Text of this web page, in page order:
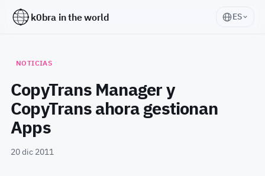
k0bra in the world ES
NOTICIAS
CopyTrans Manager y
CopyTrans ahora gestionan
Apps
20 dic 2011